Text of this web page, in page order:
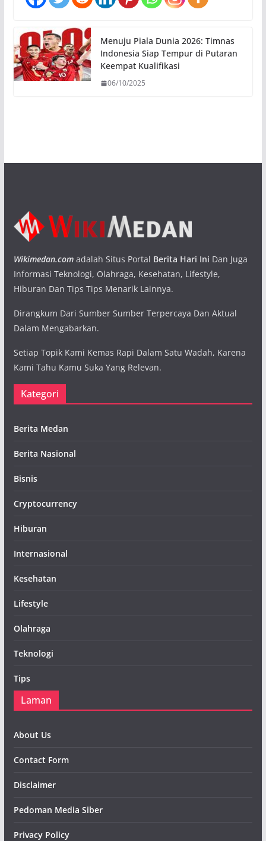
Menuju Piala Dunia 2026: Timnas
Indonesia Siap Tempur di Putaran
Keempat Kualifikasi
06/10/2025
Wikimedan.comadalah Situs Portal Berita Hari Ini Dan Juga
Informasi Teknologi, Olahraga, Kesehatan, Lifestyle,
Hiburan Dan Tips Tips Menarik Lainnya.
Dirangkum Dari Sumber Sumber Terpercaya Dan Aktual
Dalam Mengabarkan.
Setiap Topik Kami Kemas Rapi Dalam Satu Wadah, Karena
Kami Tahu Kamu Suka Yang Relevan.
Kategori
Berita Medan
Berita Nasional
Bisnis
Cryptocurrency
Hiburan
Internasional
Kesehatan
Lifestyle
Olahraga
Teknologi
Tips
Laman
About Us
Contact Form
Disclaimer
Pedoman Media Siber
Privacy Policy